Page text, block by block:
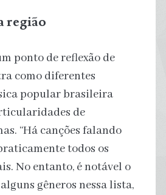
região
ponto de reflexão de
como diferentes
popular brasileira
de
“Há canções falando
todos os
No entanto, é notável o
gêneros nessa lista,